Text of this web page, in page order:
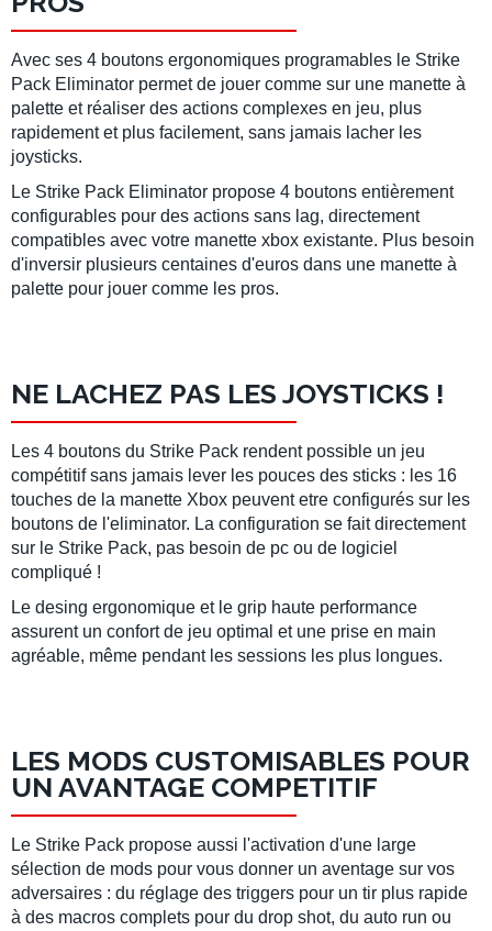
Avec ses 4 boutons ergonomiques programables le Strike
Pack Eliminator permet de jouer comme sur une manette à
palette et réaliser des actions complexes en jeu, plus
rapidement et plus facilement, sans jamais lacher les
joysticks.
Le Strike Pack Eliminator propose 4 boutons entièrement
configurables pour des actions sans lag, directement
compatibles avec votre manette xbox existante. Plus besoin
d'inversir plusieurs centaines d'euros dans une manette à
palette pour jouer comme les pros.
NE LACHEZ PAS LES JOYSTICKS !
Les 4 boutons du Strike Pack rendent possible un jeu
compétitif sans jamais lever les pouces des sticks : les 16
touches de la manette Xbox peuvent etre configurés sur les
boutons de l'eliminator. La configuration se fait directement
sur le Strike Pack, pas besoin de pc ou de logiciel
compliqué !
Le desing ergonomique et le grip haute performance
assurent un confort de jeu optimal et une prise en main
agréable, même pendant les sessions les plus longues.
LES MODS CUSTOMISABLES POUR
UN AVANTAGE COMPETITIF
Le Strike Pack propose aussi l'activation d'une large
sélection de mods pour vous donner un aventage sur vos
adversaires : du réglage des triggers pour un tir plus rapide
à des macros complets pour du drop shot, du auto run ou